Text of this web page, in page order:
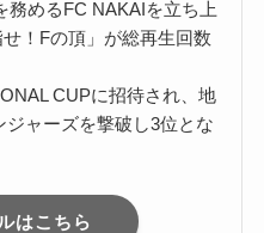
務めるFC NAKAIを立ち上
！Fの頂」が総再生回数
CUPに招待され、地
ャーズを撃破し3位とな
はこちら